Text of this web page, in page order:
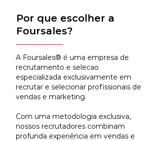
Por que escolher a
Foursales?
A Foursales® é uma empresa de
recrutamento e selecao
especializada exclusivamente em
recrutar e selecionar profissionais de
vendas e marketing.
Com uma metodologia exclusiva,
nossos recrutadores combinam
profunda experiência em vendas e